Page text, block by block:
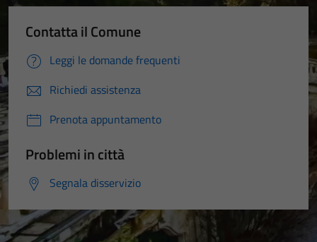
Contatta il Comune
Leggi le domande frequenti
Richiedi assistenza
Prenota appuntamento
Problemi in città
Segnala disservizio